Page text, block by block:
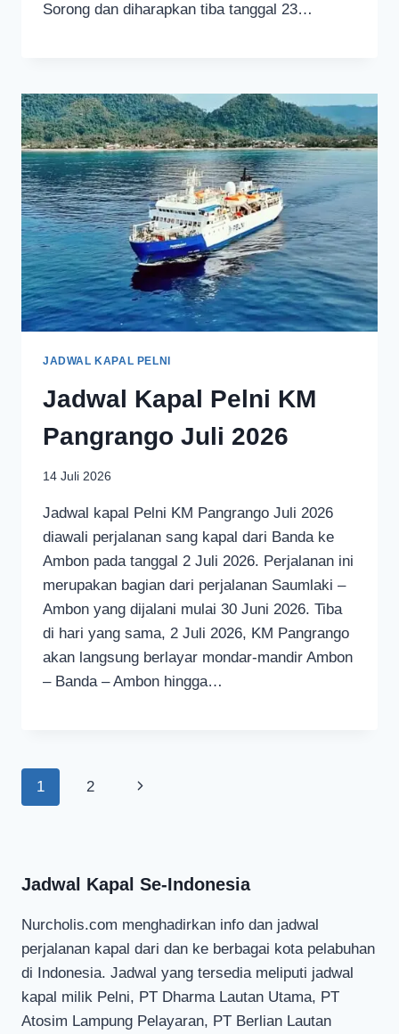
Sorong dan diharapkan tiba tanggal 23…
JADWAL KAPAL PELNI
Jadwal Kapal Pelni KM
Pangrango Juli 2026
14 Juli 2026
Jadwal kapal Pelni KM Pangrango Juli 2026
diawali perjalanan sang kapal dari Banda ke
Ambon pada tanggal 2 Juli 2026. Perjalanan ini
merupakan bagian dari perjalanan Saumlaki –
Ambon yang dijalani mulai 30 Juni 2026. Tiba
di hari yang sama, 2 Juli 2026, KM Pangrango
akan langsung berlayar mondar-mandir Ambon
– Banda – Ambon hingga…
Page
1 2
Next
Jadwal Kapal Se-Indonesia
Nurcholis.com menghadirkan info dan jadwal
perjalanan kapal dari dan ke berbagai kota pelabuhan
di Indonesia. Jadwal yang tersedia meliputi jadwal
kapal milik Pelni, PT Dharma Lautan Utama, PT
Atosim Lampung Pelayaran, PT Berlian Lautan